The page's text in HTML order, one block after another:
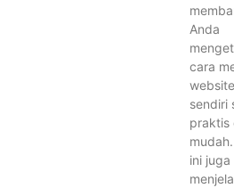
Anda
cara
sendiri
praktis
ini juga